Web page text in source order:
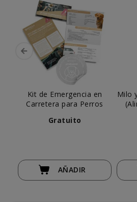
Kit de Emergencia en
Carretera para Perros
Gratuito
AÑADIR
Milo